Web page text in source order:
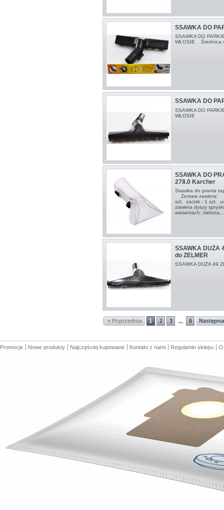
SSAWKA DO
SSAWKA DO
WŁOSIE
SSAWKA DO
SSAWKA DO
WŁOSIE
SSAWKA DO
278.0 Karcher
Ssawka do prania
Zestaw zawiera:
szt. zacisk - 1 szt.
zawiera dyszy
wariantach:
SSAWKA DUŻA
do ZELMER
SSAWKA DUŻA 49
« Poprzednia 1 2 3 ... 6
Promocje Nowe produkty Najczęściej kupowane Kontakt z nami Regulamin sklepu O